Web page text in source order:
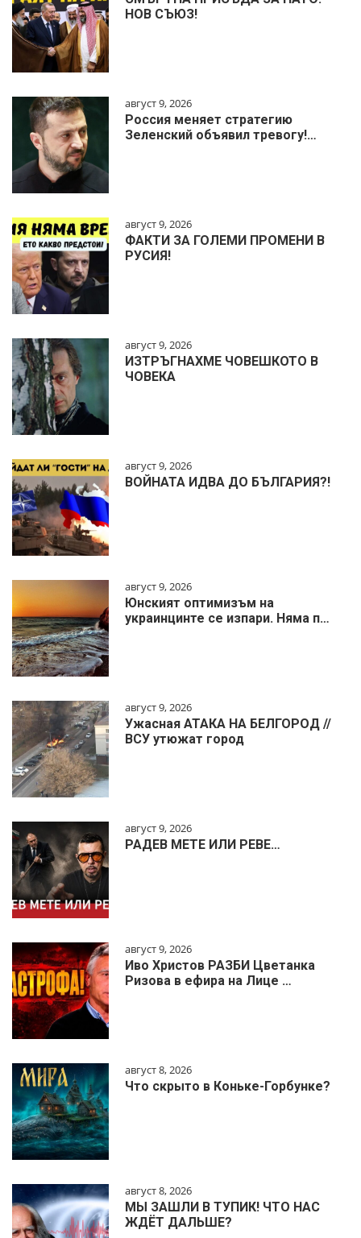
НОВ СЪЮЗ!
август 9, 2026
Россия меняет стратегию
Зеленский объявил тревогу!…
август 9, 2026
ФАКТИ ЗА ГОЛЕМИ ПРОМЕНИ В
РУСИЯ!
август 9, 2026
ИЗТРЪГНАХМЕ ЧОВЕШКОТО В
ЧОВЕКА
август 9, 2026
ВОЙНАТА ИДВА ДО БЪЛГАРИЯ?!
август 9, 2026
Юнският оптимизъм на
украинцинте се изпари. Няма п…
август 9, 2026
Ужасная АТАКА НА БЕЛГОРОД //
ВСУ утюжат город
август 9, 2026
РАДЕВ МЕТЕ ИЛИ РЕВЕ…
август 9, 2026
Иво Христов РАЗБИ Цветанка
Ризова в ефира на Лице …
август 8, 2026
Что скрыто в Коньке-Горбунке?
август 8, 2026
МЫ ЗАШЛИ В ТУПИК! ЧТО НАС
ЖДЁТ ДАЛЬШЕ?